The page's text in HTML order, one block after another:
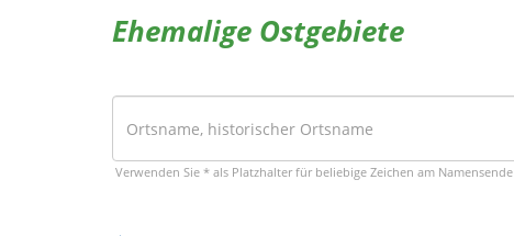
Ehemalige Ostgebiete
Verwenden Sie * als Platzhalter für beliebige Zeichen am Namensende